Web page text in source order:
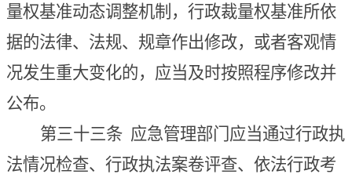
量权基准动态调整机制，行政裁量权基准所依
据的法律、法规、规章作出修改，或者客观情
况发生重大变化的，应当及时按照程序修改并
公布。
第三十三条应急管理部门应当通过行政执
法情况检查、行政执法案卷评查、依法行政考